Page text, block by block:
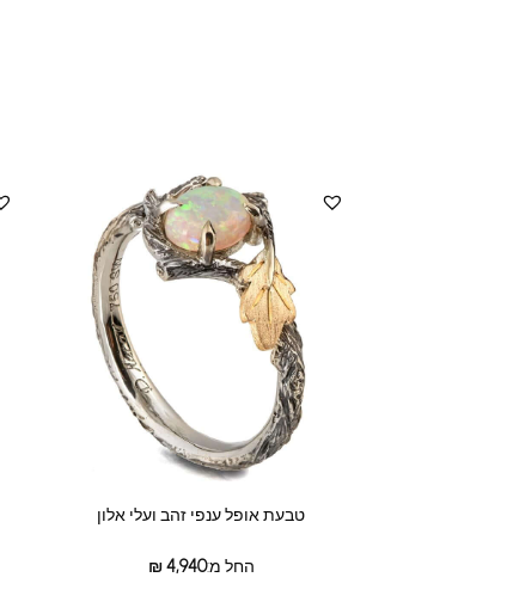
טבעת אופל ענפי זהב ועלי אלון
החל מ: ₪4,940